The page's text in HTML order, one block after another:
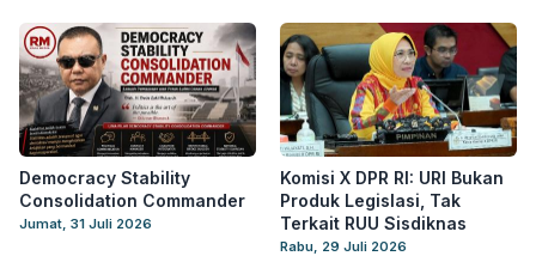
Democracy Stability
Consolidation Commander
Jumat, 31 Juli 2026
Komisi X DPR RI: URI Bukan
Produk Legislasi, Tak
Terkait RUU Sisdiknas
Rabu, 29 Juli 2026